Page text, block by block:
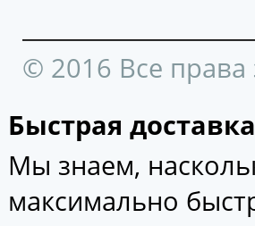
© 2016 Все
Быстрая
Мы знаем,
максимально